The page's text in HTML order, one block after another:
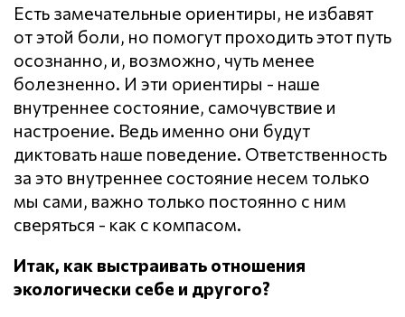
Есть замечательные ориентиры, не избавят
от этой боли, но помогут проходить этот путь
осознанно, и, возможно, чуть менее
болезненно. И эти ориентиры - наше
внутреннее состояние, самочувствие и
настроение. Ведь именно они будут
диктовать наше поведение. Ответственность
за это внутреннее состояние несем только
мы сами, важно только постоянно с ним
сверяться - как с компасом.
Итак, как выстраивать отношения
экологически себе и другого?